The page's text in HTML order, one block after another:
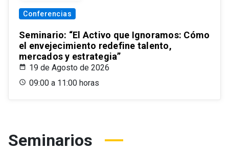
Conferencias
Seminario: “El Activo que Ignoramos: Cómo
el envejecimiento redefine talento,
mercados y estrategia”
19 de Agosto de 2026
09:00 a 11:00 horas
Seminarios